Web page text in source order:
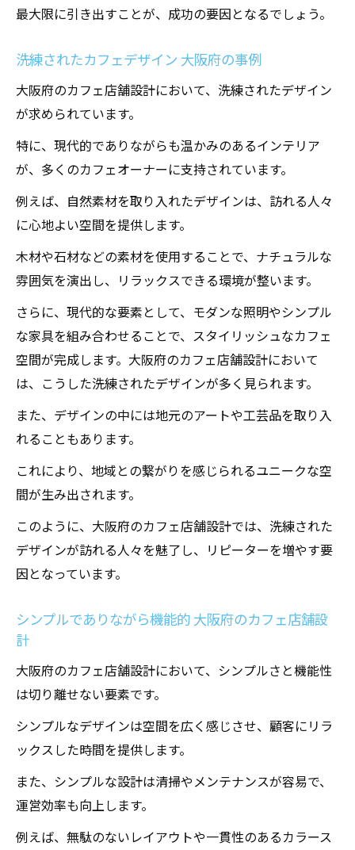
最大限に引き出すことが、成功の要因となるでしょう。
洗練されたカフェデザイン 大阪府の事例
大阪府のカフェ店舗設計において、洗練されたデザイン
が求められています。
特に、現代的でありながらも温かみのあるインテリア
が、多くのカフェオーナーに支持されています。
例えば、自然素材を取り入れたデザインは、訪れる人々
に心地よい空間を提供します。
木材や石材などの素材を使用することで、ナチュラルな
雰囲気を演出し、リラックスできる環境が整います。
さらに、現代的な要素として、モダンな照明やシンプル
な家具を組み合わせることで、スタイリッシュなカフェ
空間が完成します。大阪府のカフェ店舗設計において
は、こうした洗練されたデザインが多く見られます。
また、デザインの中には地元のアートや工芸品を取り入
れることもあります。
これにより、地域との繋がりを感じられるユニークな空
間が生み出されます。
このように、大阪府のカフェ店舗設計では、洗練された
デザインが訪れる人々を魅了し、リピーターを増やす要
因となっています。
シンプルでありながら機能的 大阪府のカフェ店舗設
計
大阪府のカフェ店舗設計において、シンプルさと機能性
は切り離せない要素です。
シンプルなデザインは空間を広く感じさせ、顧客にリラ
ックスした時間を提供します。
また、シンプルな設計は清掃やメンテナンスが容易で、
運営効率も向上します。
例えば、無駄のないレイアウトや一貫性のあるカラース